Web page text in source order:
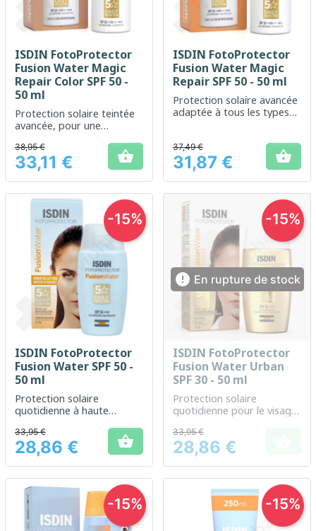
ISDIN FotoProtector
Fusion Water Magic
Repair Color SPF 50 -
50 ml
Protection solaire teintée
avancée, pour une
une amélioration du teint
Prix
38,95 €
33,11 € 
ISDIN FotoProtector
Fusion Water Magic
Repair SPF 50 - 50 ml
Protection solaire avancée
adaptée à tous les types
Prix
37,49 €
31,87 € 
ISDIN FotoProtector
Fusion Water SPF 50 -
50 ml
Protection solaire
quotidienne à haute
de peaux
Prix
33,95 €
28,86 € 
-15%
 En rupture de stock
ISDIN FotoProtector
Fusion Water Urban
SPF 30 - 50 ml
Protection solaire
quotidienne pour le visage,
Prix
33,95 €
28,86 €
-15%
-15% -15%